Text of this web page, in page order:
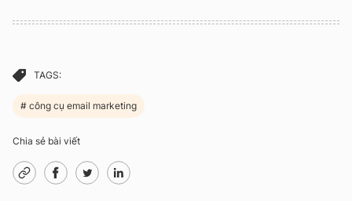
TAGS:
công cụ email marketing
Chia sẻ bài viết